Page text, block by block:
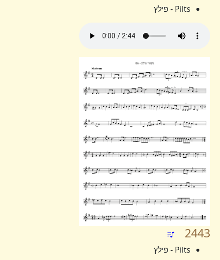
Pilts - פילץ
2443
Pilts - פילץ